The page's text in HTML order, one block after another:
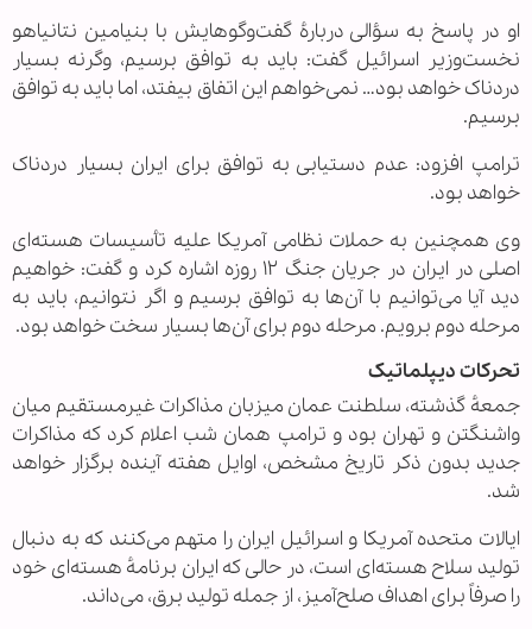
او در پاسخ به سؤالی دربارهٔ گفت‌وگوهایش با بنیامین نتانیاهو
نخست‌وزیر اسرائیل گفت: باید به توافق برسیم، وگرنه بسیار
دردناک خواهد بود… نمی‌خواهم این اتفاق بیفتد، اما باید به توافق
برسیم.
ترامپ افزود: عدم دستیابی به توافق برای ایران بسیار دردناک
خواهد بود.
وی همچنین به حملات نظامی آمریکا علیه تأسیسات هسته‌ای
اصلی در ایران در جریان جنگ ۱۲ روزه اشاره کرد و گفت: خواهیم
دید آیا می‌توانیم با آن‌ها به توافق برسیم و اگر نتوانیم، باید به
مرحله دوم برویم. مرحله دوم برای آن‌ها بسیار سخت خواهد بود.
تحرکات دیپلماتیک
جمعهٔ گذشته، سلطنت عمان میزبان مذاکرات غیرمستقیم میان
واشنگتن و تهران بود و ترامپ همان شب اعلام کرد که مذاکرات
جدید بدون ذکر تاریخ مشخص، اوایل هفته آینده برگزار خواهد
شد.
ایالات متحده آمریکا و اسرائیل ایران را متهم می‌کنند که به دنبال
تولید سلاح هسته‌ای است، در حالی که ایران برنامهٔ هسته‌ای خود
را صرفاً برای اهداف صلح‌آمیز، از جمله تولید برق، می‌داند.